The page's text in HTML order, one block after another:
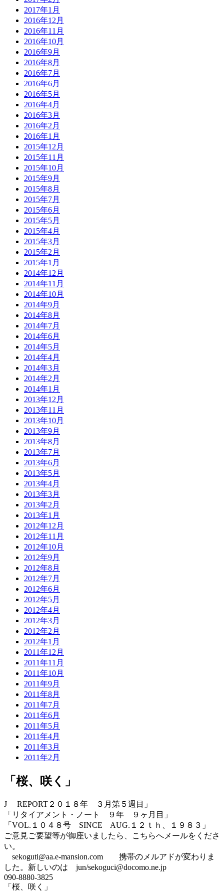
2017年1月
2016年12月
2016年11月
2016年10月
2016年9月
2016年8月
2016年7月
2016年6月
2016年5月
2016年4月
2016年3月
2016年2月
2016年1月
2015年12月
2015年11月
2015年10月
2015年9月
2015年8月
2015年7月
2015年6月
2015年5月
2015年4月
2015年3月
2015年2月
2015年1月
2014年12月
2014年11月
2014年10月
2014年9月
2014年8月
2014年7月
2014年6月
2014年5月
2014年4月
2014年3月
2014年2月
2014年1月
2013年12月
2013年11月
2013年10月
2013年9月
2013年8月
2013年7月
2013年6月
2013年5月
2013年4月
2013年3月
2013年2月
2013年1月
2012年12月
2012年11月
2012年10月
2012年9月
2012年8月
2012年7月
2012年6月
2012年5月
2012年4月
2012年3月
2012年2月
2012年1月
2011年12月
2011年11月
2011年10月
2011年9月
2011年8月
2011年7月
2011年6月
2011年5月
2011年4月
2011年3月
2011年2月
「桜、咲く」
J REPORT２０１８年 ３月第５週目」
「リタイアメント・ノート ９年 ９ヶ月目」
「VOL.１０４８号 SINCE AUG.１２ｔｈ、１９８３」
ご意見ご要望等が御座いましたら、こちらへメールをくださ
い。
sekoguti@aa.e-mansion.com 携帯のメルアドが変わりま
した。新しいのは jun/sekoguci@docomo.ne.jp
090-8880-3825
「桜、咲く」